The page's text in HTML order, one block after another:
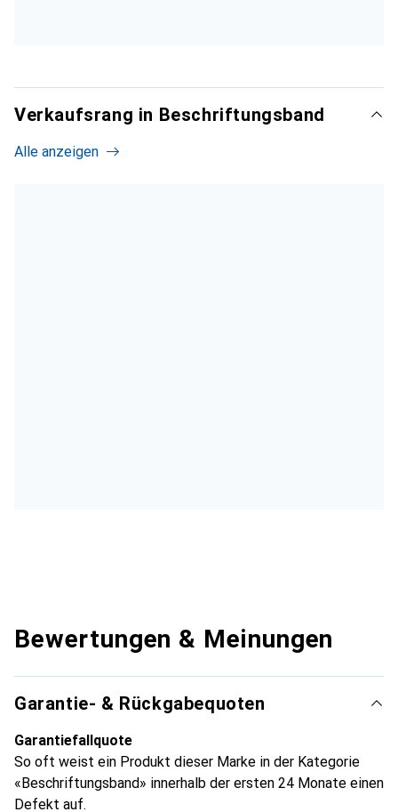
Verkaufsrang in Beschriftungsband
Alle anzeigen
Bewertungen & Meinungen
Garantie- & Rückgabequoten
Garantiefallquote
So oft weist ein Produkt dieser Marke in der Kategorie
«Beschriftungsband» innerhalb der ersten 24 Monate einen
Defekt auf.